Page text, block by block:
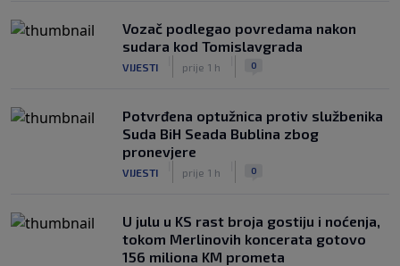
Vozač podlegao povredama nakon
sudara kod Tomislavgrada
VIJESTI prije 1 h 0
Potvrđena optužnica protiv službenika
Suda BiH Seada Bublina zbog
pronevjere
VIJESTI prije 1 h 0
U julu u KS rast broja gostiju i noćenja,
tokom Merlinovih koncerata gotovo
156 miliona KM prometa